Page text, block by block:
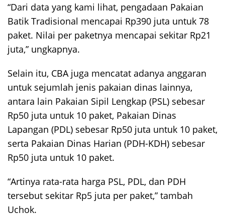
“Dari data yang kami lihat, pengadaan Pakaian
Batik Tradisional mencapai Rp390 juta untuk 78
paket. Nilai per paketnya mencapai sekitar Rp21
juta,” ungkapnya.
Selain itu, CBA juga mencatat adanya anggaran
untuk sejumlah jenis pakaian dinas lainnya,
antara lain Pakaian Sipil Lengkap (PSL) sebesar
Rp50 juta untuk 10 paket, Pakaian Dinas
Lapangan (PDL) sebesar Rp50 juta untuk 10 paket,
serta Pakaian Dinas Harian (PDH-KDH) sebesar
Rp50 juta untuk 10 paket.
“Artinya rata-rata harga PSL, PDL, dan PDH
tersebut sekitar Rp5 juta per paket,” tambah
Uchok.